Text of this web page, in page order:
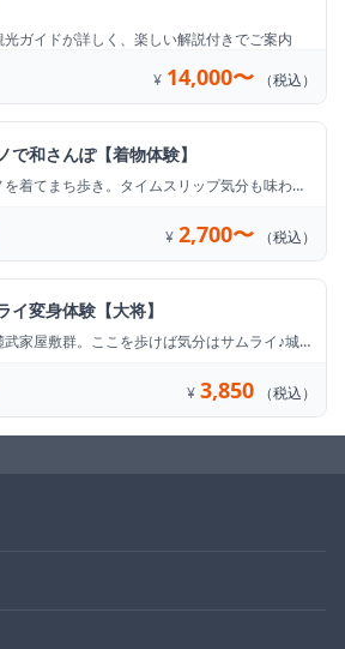
光ガイドが詳しく、楽しい解説付きでご案内
¥ 14,000〜 （税込）
で和さんぽ【着物体験】
を着てまち歩き。タイムスリップ気分も味わえ
¥ 2,700〜 （税込）
イ変身体験【大将】
武家屋敷群。ここを歩けば気分はサムライ♪城跡
¥ 3,850 （税込）